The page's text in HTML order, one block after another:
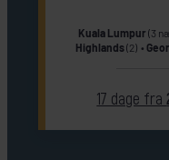
Kuala Lumpur (3
Highlands(2)
17 dage fra